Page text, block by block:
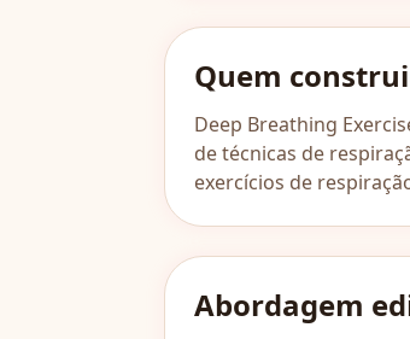
Quem
Deep Breathing
de técnicas de
exercícios de
Abordagem